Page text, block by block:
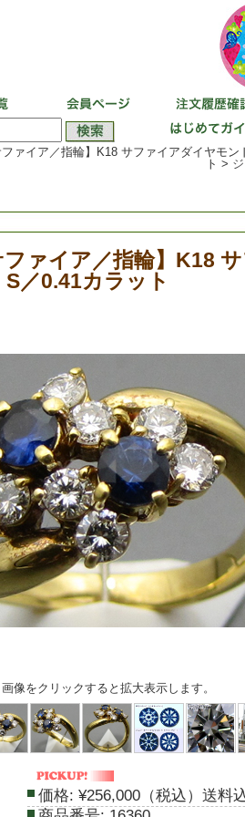
ファイア／指輪】K18 サファイアダイヤモ
ト >
ファイア／指輪】K18
／0.41カラット
画像をクリックすると拡大表示します。
価格: ¥256,000（税込）送料